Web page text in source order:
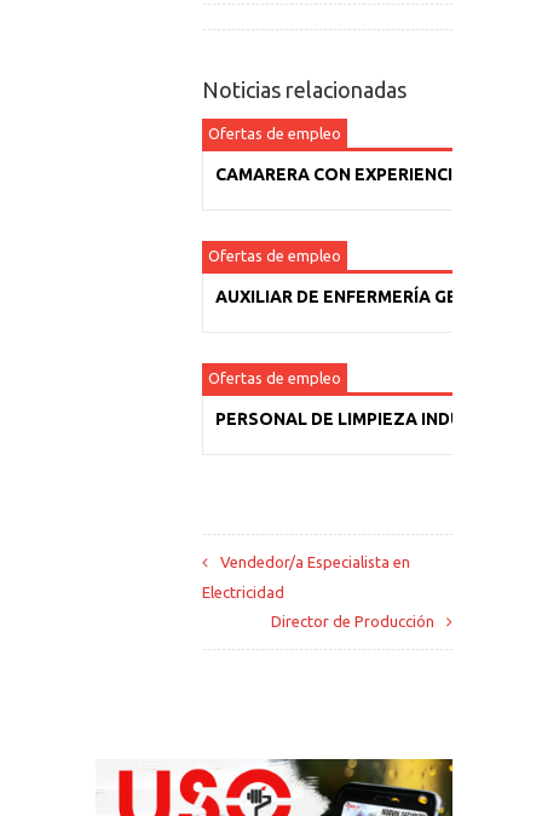
Noticias relacionadas
Ofertas de empleo
CAMARERA CON EXPERIENCIA
Ofertas de empleo
AUXILIAR DE ENFERMERÍA GERIÁTRICA
Ofertas de empleo
PERSONAL DE LIMPIEZA INDUSTRIAL
Vendedor/a Especialista en
Electricidad
Director de Producción